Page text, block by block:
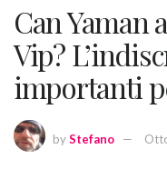
Can Yaman
Vip?
importanti
byStefano